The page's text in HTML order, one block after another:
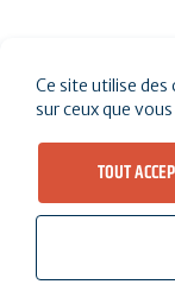
Ce site utilise
sur ceux que
TOUT